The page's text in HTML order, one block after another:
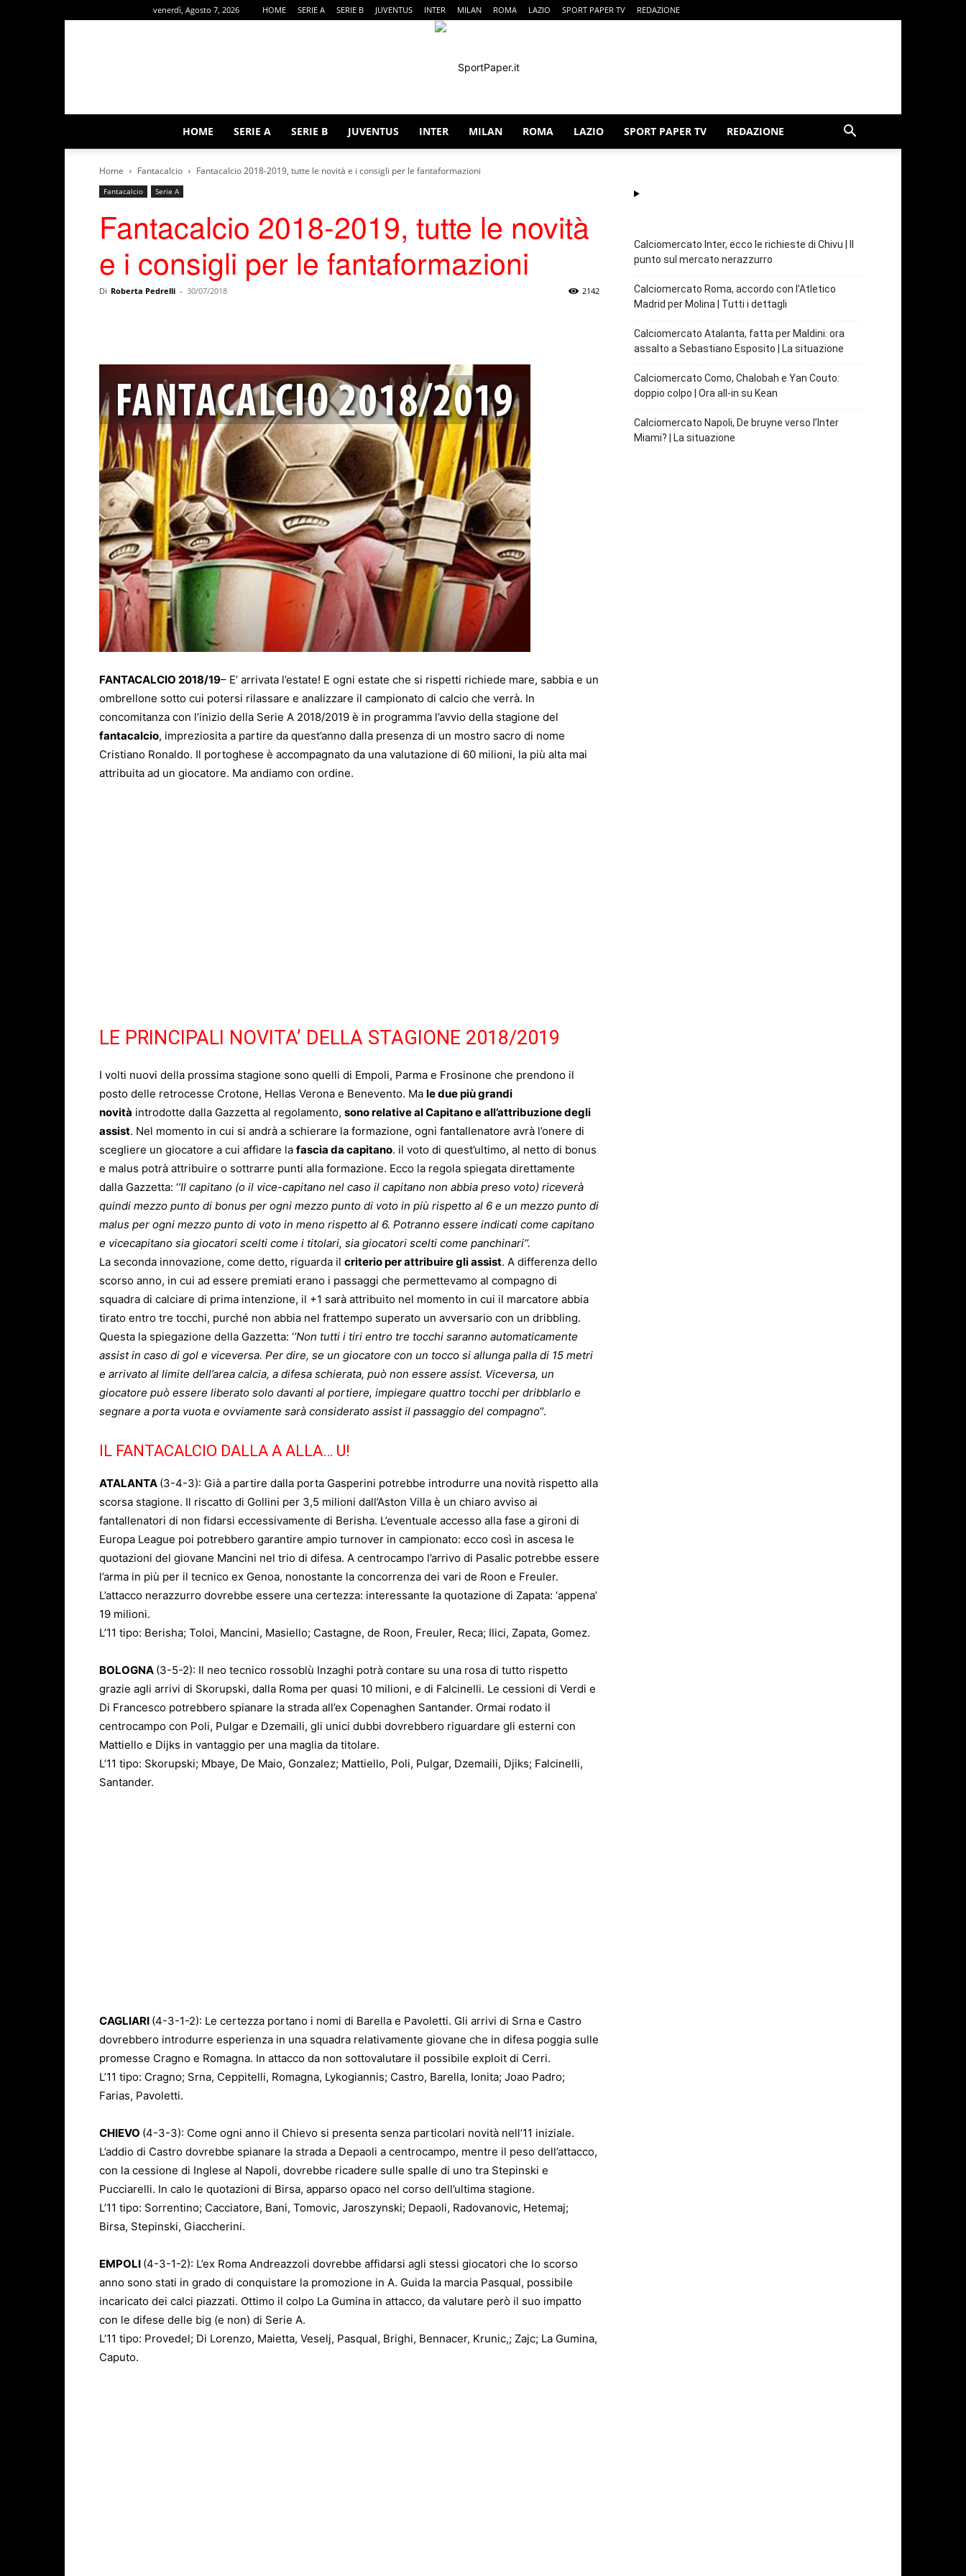
venerdì, Agosto 7, 2026 HOME SERIE A SERIE B JUVENTUS INTER MILAN ROMA LAZIO SPORT PAPER TV REDAZIONE
HOME SERIE A SERIE B JUVENTUS INTER MILAN ROMA LAZIO SPORT PAPER TV REDAZIONE
Home Fantacalcio Fantacalcio 2018-2019, tutte le novità e i consigli per le fantaformazioni
Fantacalcio Serie A
Fantacalcio 2018-2019, tutte le novità
e i consigli per le fantaformazioni
Di Roberta Pedrelli - 30/07/2018 2142
FANTACALCIO 2018/19– E’ arrivata l’estate! E ogni estate che si rispetti richiede mare, sabbia e un
ombrellone sotto cui potersi rilassare e analizzare il campionato di calcio che verrà. In
concomitanza con l’inizio della Serie A 2018/2019 è in programma l’avvio della stagione del
fantacalcio, impreziosita a partire da quest’anno dalla presenza di un mostro sacro di nome
Cristiano Ronaldo. Il portoghese è accompagnato da una valutazione di 60 milioni, la più alta mai
attribuita ad un giocatore. Ma andiamo con ordine.
LE PRINCIPALI NOVITA’ DELLA STAGIONE 2018/2019
I volti nuovi della prossima stagione sono quelli di Empoli, Parma e Frosinone che prendono il
posto delle retrocesse Crotone, Hellas Verona e Benevento. Ma le due più grandi
novità introdotte dalla Gazzetta al regolamento, sono relative al Capitano e all’attribuzione degli
assist. Nel momento in cui si andrà a schierare la formazione, ogni fantallenatore avrà l’onere di
scegliere un giocatore a cui affidare la fascia da capitano. il voto di quest’ultimo, al netto di bonus
e malus potrà attribuire o sottrarre punti alla formazione. Ecco la regola spiegata direttamente
dalla Gazzetta: ‘’Il capitano (o il vice-capitano nel caso il capitano non abbia preso voto) riceverà
quindi mezzo punto di bonus per ogni mezzo punto di voto in più rispetto al 6 e un mezzo punto di
malus per ogni mezzo punto di voto in meno rispetto al 6. Potranno essere indicati come capitano
e vicecapitano sia giocatori scelti come i titolari, sia giocatori scelti come panchinari’’.
La seconda innovazione, come detto, riguarda il criterio per attribuire gli assist. A differenza dello
scorso anno, in cui ad essere premiati erano i passaggi che permettevamo al compagno di
squadra di calciare di prima intenzione, il +1 sarà attribuito nel momento in cui il marcatore abbia
tirato entro tre tocchi, purché non abbia nel frattempo superato un avversario con un dribbling.
Questa la spiegazione della Gazzetta: ‘’Non tutti i tiri entro tre tocchi saranno automaticamente
assist in caso di gol e viceversa. Per dire, se un giocatore con un tocco si allunga palla di 15 metri
e arrivato al limite dell’area calcia, a difesa schierata, può non essere assist. Viceversa, un
giocatore può essere liberato solo davanti al portiere, impiegare quattro tocchi per dribblarlo e
segnare a porta vuota e ovviamente sarà considerato assist il passaggio del compagno’’.
IL FANTACALCIO DALLA A ALLA… U!
ATALANTA (3-4-3): Già a partire dalla porta Gasperini potrebbe introdurre una novità rispetto alla
scorsa stagione. Il riscatto di Gollini per 3,5 milioni dall’Aston Villa è un chiaro avviso ai
fantallenatori di non fidarsi eccessivamente di Berisha. L’eventuale accesso alla fase a gironi di
Europa League poi potrebbero garantire ampio turnover in campionato: ecco così in ascesa le
quotazioni del giovane Mancini nel trio di difesa. A centrocampo l’arrivo di Pasalic potrebbe essere
l’arma in più per il tecnico ex Genoa, nonostante la concorrenza dei vari de Roon e Freuler.
L’attacco nerazzurro dovrebbe essere una certezza: interessante la quotazione di Zapata: ‘appena’
19 milioni.
L’11 tipo: Berisha; Toloi, Mancini, Masiello; Castagne, de Roon, Freuler, Reca; Ilici, Zapata, Gomez.
BOLOGNA (3-5-2): Il neo tecnico rossoblù Inzaghi potrà contare su una rosa di tutto rispetto
grazie agli arrivi di Skorupski, dalla Roma per quasi 10 milioni, e di Falcinelli. Le cessioni di Verdi e
Di Francesco potrebbero spianare la strada all’ex Copenaghen Santander. Ormai rodato il
centrocampo con Poli, Pulgar e Dzemaili, gli unici dubbi dovrebbero riguardare gli esterni con
Mattiello e Dijks in vantaggio per una maglia da titolare.
L’11 tipo: Skorupski; Mbaye, De Maio, Gonzalez; Mattiello, Poli, Pulgar, Dzemaili, Djiks; Falcinelli,
Santander.
CAGLIARI (4-3-1-2): Le certezza portano i nomi di Barella e Pavoletti. Gli arrivi di Srna e Castro
dovrebbero introdurre esperienza in una squadra relativamente giovane che in difesa poggia sulle
promesse Cragno e Romagna. In attacco da non sottovalutare il possibile exploit di Cerri.
L’11 tipo: Cragno; Srna, Ceppitelli, Romagna, Lykogiannis; Castro, Barella, Ionita; Joao Padro;
Farias, Pavoletti.
CHIEVO (4-3-3): Come ogni anno il Chievo si presenta senza particolari novità nell’11 iniziale.
L’addio di Castro dovrebbe spianare la strada a Depaoli a centrocampo, mentre il peso dell’attacco,
con la cessione di Inglese al Napoli, dovrebbe ricadere sulle spalle di uno tra Stepinski e
Pucciarelli. In calo le quotazioni di Birsa, apparso opaco nel corso dell’ultima stagione.
L’11 tipo: Sorrentino; Cacciatore, Bani, Tomovic, Jaroszynski; Depaoli, Radovanovic, Hetemaj;
Birsa, Stepinski, Giaccherini.
EMPOLI (4-3-1-2): L’ex Roma Andreazzoli dovrebbe affidarsi agli stessi giocatori che lo scorso
anno sono stati in grado di conquistare la promozione in A. Guida la marcia Pasqual, possibile
incaricato dei calci piazzati. Ottimo il colpo La Gumina in attacco, da valutare però il suo impatto
con le difese delle big (e non) di Serie A.
L’11 tipo: Provedel; Di Lorenzo, Maietta, Veselj, Pasqual, Brighi, Bennacer, Krunic,; Zajc; La Gumina,
Caputo.
Calciomercato Inter, ecco le richieste di Chivu | Il
punto sul mercato nerazzurro
Calciomercato Roma, accordo con l’Atletico
Madrid per Molina | Tutti i dettagli
Calciomercato Atalanta, fatta per Maldini: ora
assalto a Sebastiano Esposito | La situazione
Calciomercato Como, Chalobah e Yan Couto:
doppio colpo | Ora all-in su Kean
Calciomercato Napoli, De bruyne verso l’Inter
Miami? | La situazione